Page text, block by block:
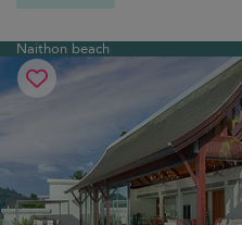
Naithon beach